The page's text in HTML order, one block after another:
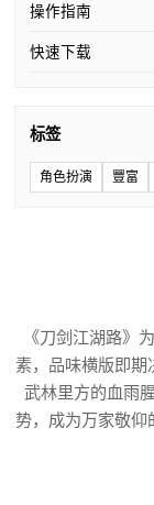
操作指南
快速下载
标签
角色扮演 豐富
《刀剑江湖路》
素，品味横版即期
武林里方的血雨
势，成为万家敬